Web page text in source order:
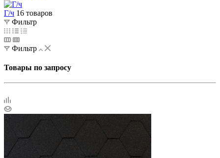
Г/ч 16 товаров
Фильтр
Фильтр
Товары по запросу